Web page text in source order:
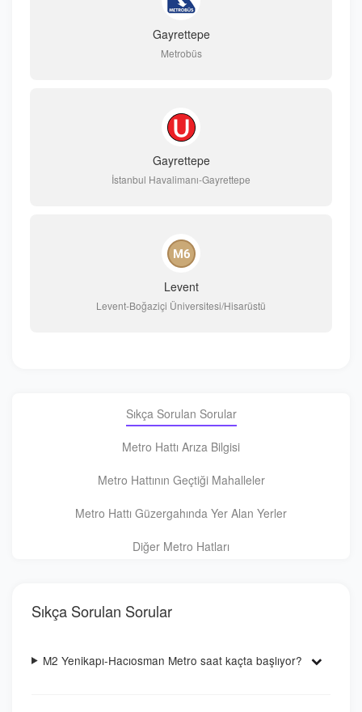
Gayrettepe
Metrobüs
Gayrettepe
İstanbul Havalimanı-Gayrettepe
Levent
Levent-Boğaziçi Üniversitesi/Hisarüstü
Sıkça Sorulan Sorular
Metro Hattı Arıza Bilgisi
Metro Hattının Geçtiği Mahalleler
Metro Hattı Güzergahında Yer Alan Yerler
Diğer Metro Hatları
Sıkça Sorulan Sorular
M2 Yenikapı-Hacıosman Metro saat kaçta başlıyor?